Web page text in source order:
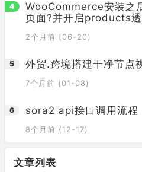
WooCommerce安装之
页面?并开启products
2个月前 (06-20)
外贸.跨境搭建干净节点
7个月前 (01-08)
sora2 api接口调用流程
8个月前 (12-17)
文章列表